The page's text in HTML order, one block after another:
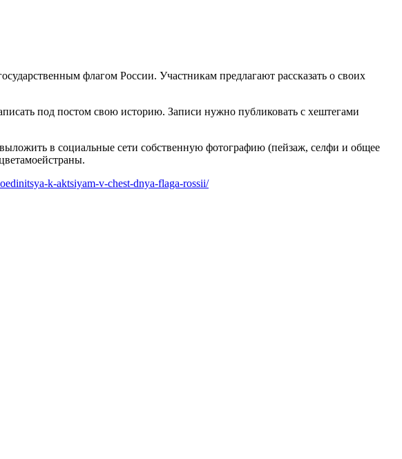
флагом России. Участникам предлагают рассказать о своих
под постом свою историю. Записи нужно публиковать с хештегами
в социальные сети собственную фотографию (пейзаж, селфи и общее
k-aktsiyam-v-chest-dnya-flaga-rossii/